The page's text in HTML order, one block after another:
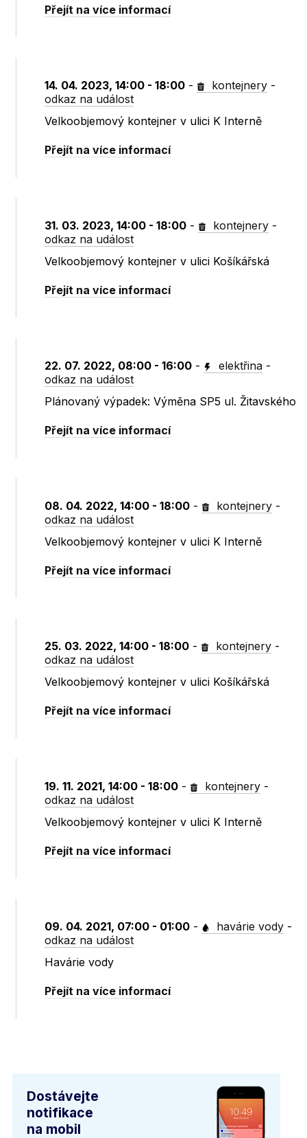
Přejít na více informací
14. 04. 2023, 14:00 - 18:00 - kontejnery -
odkaz na událost
Velkoobjemový kontejner v ulici K Interně
Přejít na více informací
31. 03. 2023, 14:00 - 18:00 - kontejnery -
odkaz na událost
Velkoobjemový kontejner v ulici Košíkářská
Přejít na více informací
22. 07. 2022, 08:00 - 16:00 - elektřina -
odkaz na událost
Plánovaný výpadek: Výměna SP5 ul. Žitavského
Přejít na více informací
08. 04. 2022, 14:00 - 18:00 - kontejnery -
odkaz na událost
Velkoobjemový kontejner v ulici K Interně
Přejít na více informací
25. 03. 2022, 14:00 - 18:00 - kontejnery -
odkaz na událost
Velkoobjemový kontejner v ulici Košíkářská
Přejít na více informací
19. 11. 2021, 14:00 - 18:00 - kontejnery -
odkaz na událost
Velkoobjemový kontejner v ulici K Interně
Přejít na více informací
09. 04. 2021, 07:00 - 01:00 - havárie vody -
odkaz na událost
Havárie vody
Přejít na více informací
Dostávejte
notifikace
na mobil